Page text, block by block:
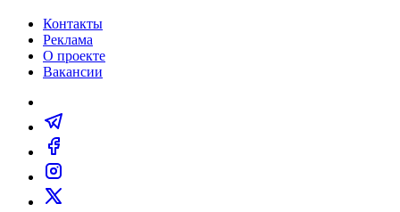
Контакты
Реклама
О проекте
Вакансии